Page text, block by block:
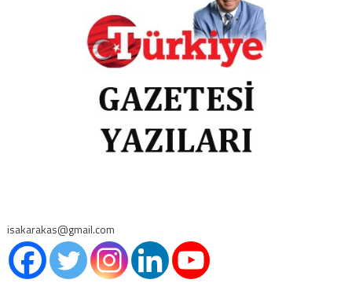
isakarakas@gmail.com